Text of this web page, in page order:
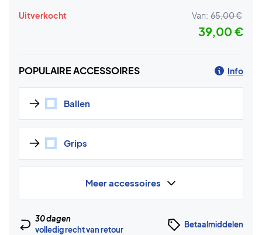
Uitverkocht Van: 65,00 €
39,00 €
POPULAIRE ACCESSOIRES Info
Ballen
Grips
Meer accessoires
30 dagen
volledig recht van retour
Betaalmiddelen